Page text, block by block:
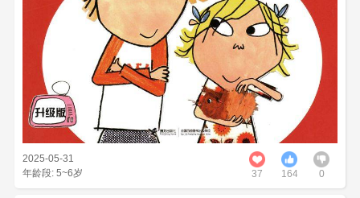
猫小姐的大肚皮绘本故事适合5~6岁年龄段的小读者阅读，本
2025-05-31
年龄段: 5~6岁
37 164 0